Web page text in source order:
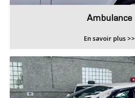
Ambulance
En savoir plus >>